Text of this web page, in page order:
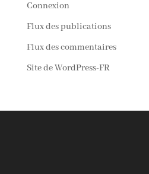
Connexion
Flux des publications
Flux des commentaires
Site de WordPress-FR